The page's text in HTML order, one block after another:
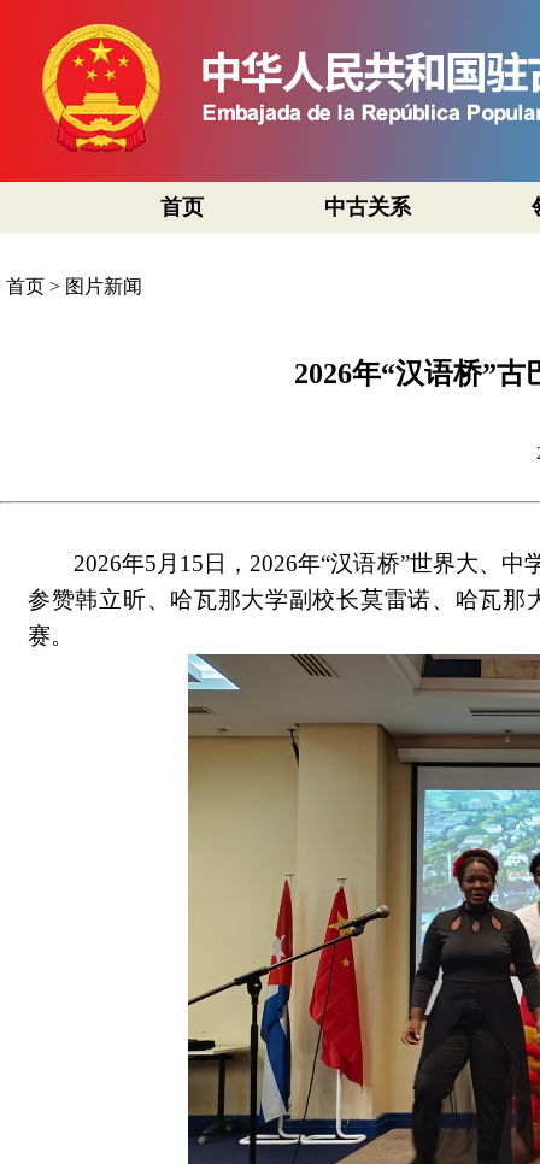
首页 中古关系
首页 > 图片新闻
2026年“汉语桥”
2026年5月15日，2026年“汉语桥”世界大、
参赞韩立昕、哈瓦那大学副校长莫雷诺、哈瓦
赛。